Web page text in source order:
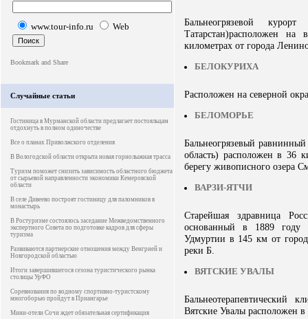
www.tour-info.ru Web
Случайные статьи
Гостиница в Мурманской области предлагает постояльцам
отдохнуть в полном одиночестве
Все о планах Приволжского отделения
В Вологодской области открыта новая горнолыжная трасса
Туризм поможет снизить зависимость областного бюджета
от сырьевой направленности экономики Кемеровской
области
В селе Дивеево построят гостиницу для паломников в
монастырь
В Ростуризме состоялось заседание Межведомственного
экспертного Совета по подготовке кадров для сферы
туризма
Развиваются партнерские отношения между Венгрией и
Новгородской областью
Итоги завершившегося сезона туристического рынка
столицы УрФО
Соревнования по водному спортивно-туристскому
многоборью пройдут в Приангарье
Мини-отели Сочи ждет обязательная сертификация
Бальнеогрязевой
Татарстан)расположен
километрах от города
БЕЛОКУРИХА
Расположен на северной
БЕЛОМОРЬЕ
Бальнеогрязевый
область) расположен в 36
берегу живописного озера
ВАРЗИ-ЯТЧИ
Старейшая здравница
основанный в 1889 году
Удмуртии в 145 км от
реки Б.
ВЯТСКИЕ УВАЛЫ
Бальнеотерапевтический
Вятские Увалы расположен